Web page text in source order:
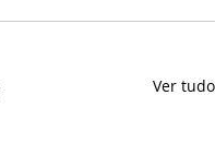
Ver tudo